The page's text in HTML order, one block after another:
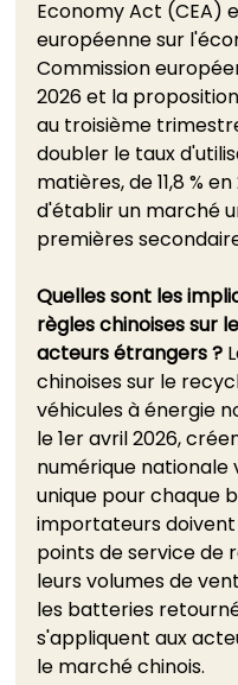
Economy Act (CEA)
européenne sur
Commission
2026 et la
au troisième
doubler le taux
matières, de 11,8 %
d'établir un marché
premières
Quelles sont les
règles chinoises sur
acteurs étrangers ?
chinoises sur le
véhicules à énergie
le 1er avril 2026,
numérique nationale
unique pour chaque
importateurs doivent
points de service de
leurs volumes de
les batteries
s'appliquent aux
le marché chinois.